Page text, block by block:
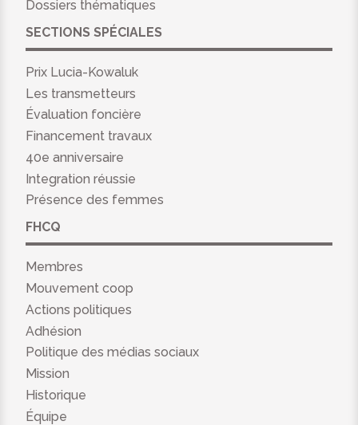
Dossiers thématiques
SECTIONS SPÉCIALES
Prix Lucia-Kowaluk
Les transmetteurs
Évaluation foncière
Financement travaux
40e anniversaire
Integration réussie
Présence des femmes
FHCQ
Membres
Mouvement coop
Actions politiques
Adhésion
Politique des médias sociaux
Mission
Historique
Équipe